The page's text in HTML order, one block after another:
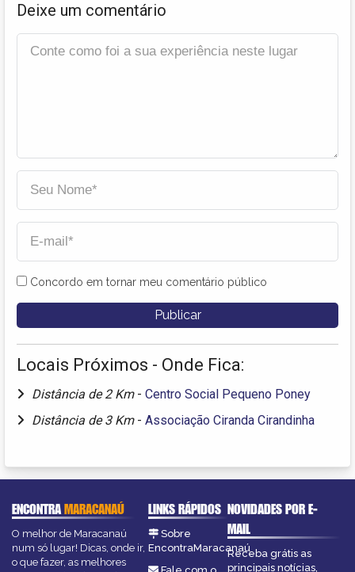
Deixe um comentário
Concordo em tornar meu comentário público
Locais Próximos - Onde Fica:
Distância de 2 Km - Centro Social Pequeno Poney
Distância de 3 Km - Associação Ciranda Cirandinha
ENCONTRAMARACANAÚ
O melhor de Maracanaú
num só lugar! Dicas, onde ir,
o que fazer, as melhores
LINKS RÁPIDOS
Sobre
EncontraMaracanaú
NOVIDADES POR E-
MAIL
Receba grátis as
principais notícias,